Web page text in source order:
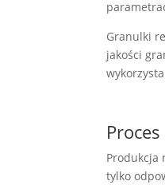
Granulki
jakości
Produkcja
tylko